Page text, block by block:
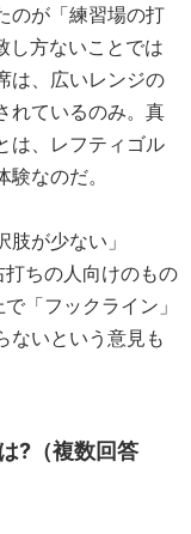
のが「練習場の打
し方ないことでは
は、広いレンジの
れているのみ。真
は、レフティゴル
なのだ。
が少ない」
打ちの人向けのもの
「フックライン」
ないという意見も
?（複数回答